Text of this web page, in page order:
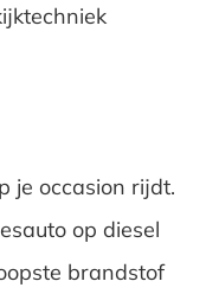
je occasion rijdt.
op diesel
brandstof